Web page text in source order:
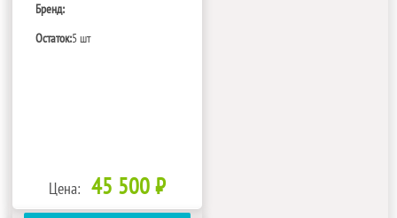
Бренд:
Остаток:5 шт
Цена: 45 500 ₽